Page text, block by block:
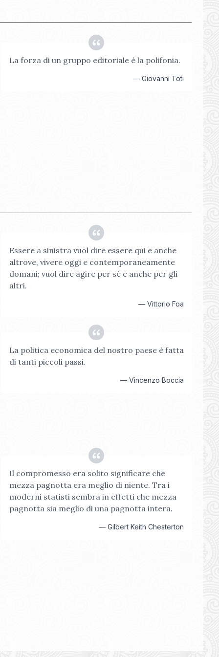
La forza di un gruppo editoriale è la polifonia.
— Giovanni Toti
Essere a sinistra vuol dire essere qui e anche
altrove, vivere oggi e contemporaneamente
domani; vuol dire agire per sé e anche per gli
altri.
— Vittorio Foa
La politica economica del nostro paese è fatta
di tanti piccoli passi.
— Vincenzo Boccia
Il compromesso era solito significare che
mezza pagnotta era meglio di niente. Tra i
moderni statisti sembra in effetti che mezza
pagnotta sia meglio di una pagnotta intera.
— Gilbert Keith Chesterton